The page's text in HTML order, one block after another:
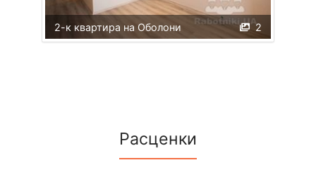
2
2-к квартира на Оболони
Расценки